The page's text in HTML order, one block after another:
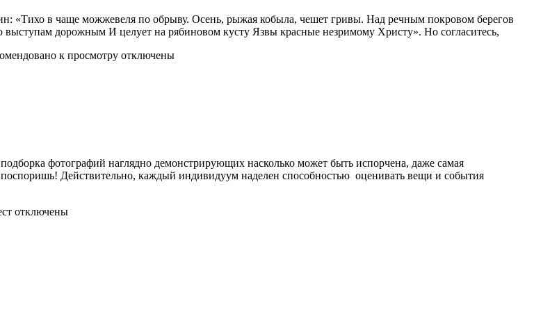
«Тихо в чаще можжевеля по обрыву. Осень, рыжая кобыла, чешет гривы. Над речным покровом берегов
дорожным И целует на рябиновом кусту Язвы красные незримому Христу». Но согласитесь,
к просмотру отключены
фотографий наглядно демонстрирующих насколько может быть испорчена, даже самая
Действительно, каждый индивидуум наделен способностью оценивать вещи и события
отключены